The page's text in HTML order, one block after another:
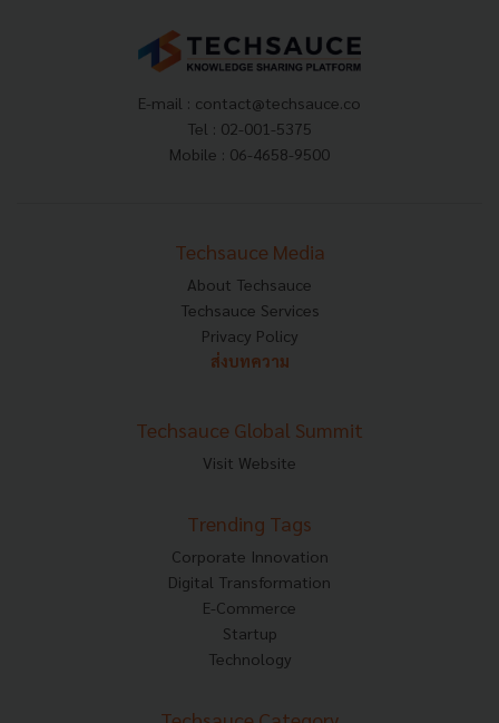
E-mail : contact@techsauce.co
Tel : 02-001-5375
Mobile : 06-4658-9500
Techsauce Media
About Techsauce
Techsauce Services
Privacy Policy
ส่งบทความ
Techsauce Global Summit
Visit Website
Trending Tags
Corporate Innovation
Digital Transformation
E-Commerce
Startup
Technology